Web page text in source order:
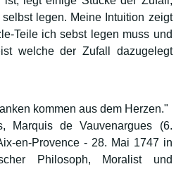
legen. Meine Intuition zeigt
Teile ich sebst legen muss und
welche der Zufall dazugelegt
kommen aus dem Herzen."
Marquis de Vauvenargues (6.
en-Provence - 28. Mai 1747 in
Philosoph, Moralist und